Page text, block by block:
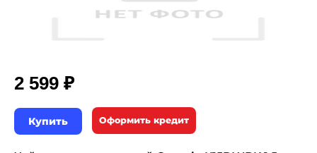
2 599 ₽
Купить Оформить кредит